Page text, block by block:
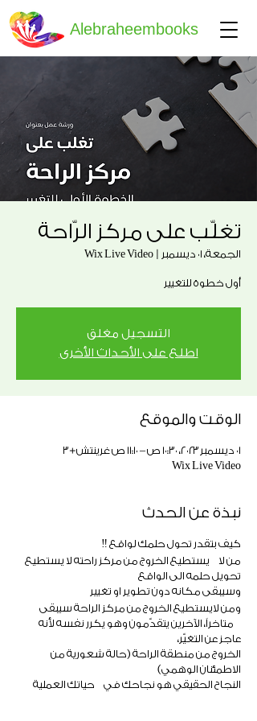
Alebraheembooks
تغلّب على مركز الرّاحة
الجمعة، ٠١ ديسمبر Wix Live Video
أول خطوة للتغيير
التسجيل مغلق
اطلع على الأحداث الأخرى
الوقت والموقع
٠١ ديسمبر ٢٠٢٣، ١٠:٣٠ ص – ١١:١٠ ص غرينتش+٣
Wix Live Video
نبذة عن الحدث
كيف بتقدر تحول حلمك لواقع ‼️
من لا يستطيع الخروج من مركز راحته لا يستطيع
تحويل حلمه الى الواقع
وسيبقى مكانه دون تطوير او تغيير
ومن لايستطيع الخروج من مركز الراحة سيبقى
متاخراً، الآخرين يتقدّمون وهو يكرر نفسه لأنه
عاجز عن التغيّر،
الخروج من منطقة الراحة (حالة شعورية من
الاطمئنان الوهمي)
النجاح الحقيقي هو نجاحك في حياتك العملية